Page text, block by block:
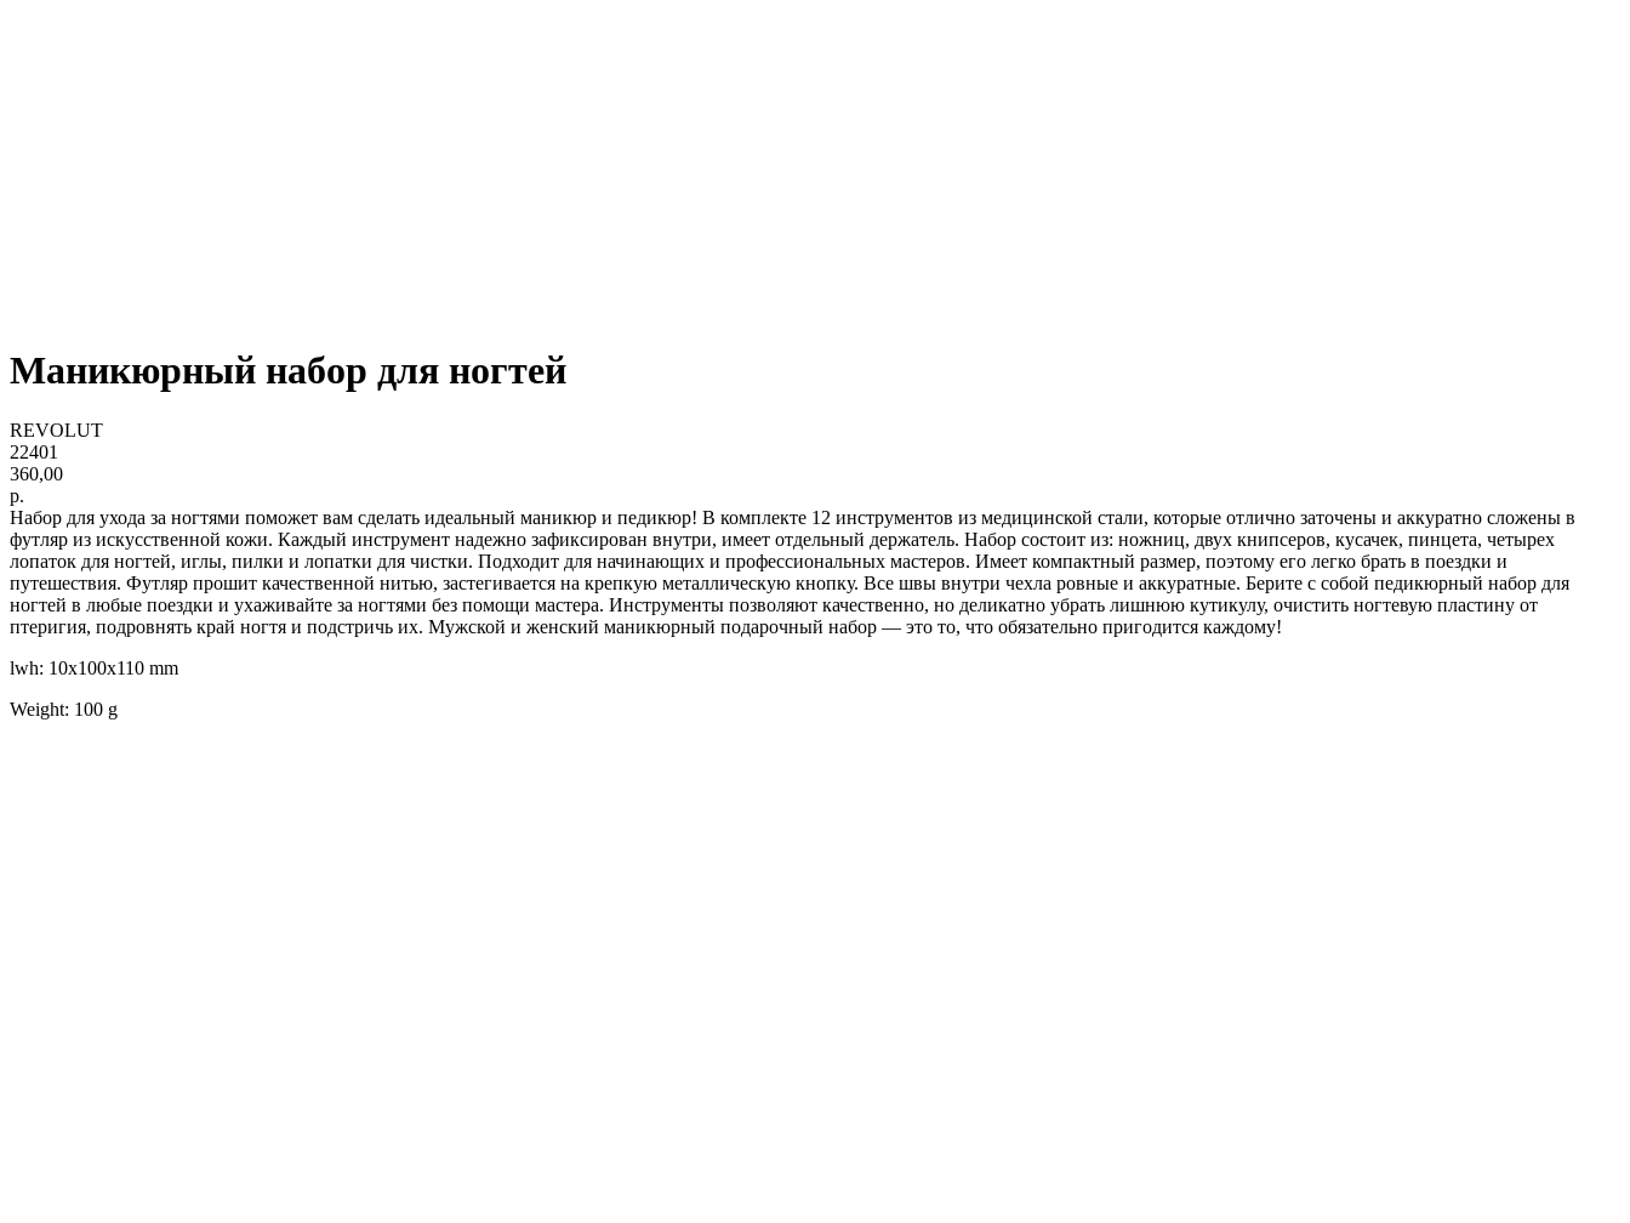
Маникюрный набор для ногтей
REVOLUT
22401
360,00
р.
Набор для ухода за ногтями поможет вам сделать идеальный маникюр и педикюр! В комплекте 12 инструментов из медицинской стали, которые отлично заточены и аккуратно сложены в
футляр из искусственной кожи. Каждый инструмент надежно зафиксирован внутри, имеет отдельный держатель. Набор состоит из: ножниц, двух книпсеров, кусачек, пинцета, четырех
лопаток для ногтей, иглы, пилки и лопатки для чистки. Подходит для начинающих и профессиональных мастеров. Имеет компактный размер, поэтому его легко брать в поездки и
путешествия. Футляр прошит качественной нитью, застегивается на крепкую металлическую кнопку. Все швы внутри чехла ровные и аккуратные. Берите с собой педикюрный набор для
ногтей в любые поездки и ухаживайте за ногтями без помощи мастера. Инструменты позволяют качественно, но деликатно убрать лишнюю кутикулу, очистить ногтевую пластину от
птеригия, подровнять край ногтя и подстричь их. Мужской и женский маникюрный подарочный набор — это то, что обязательно пригодится каждому!
lwh: 10x100x110 mm
Weight: 100 g